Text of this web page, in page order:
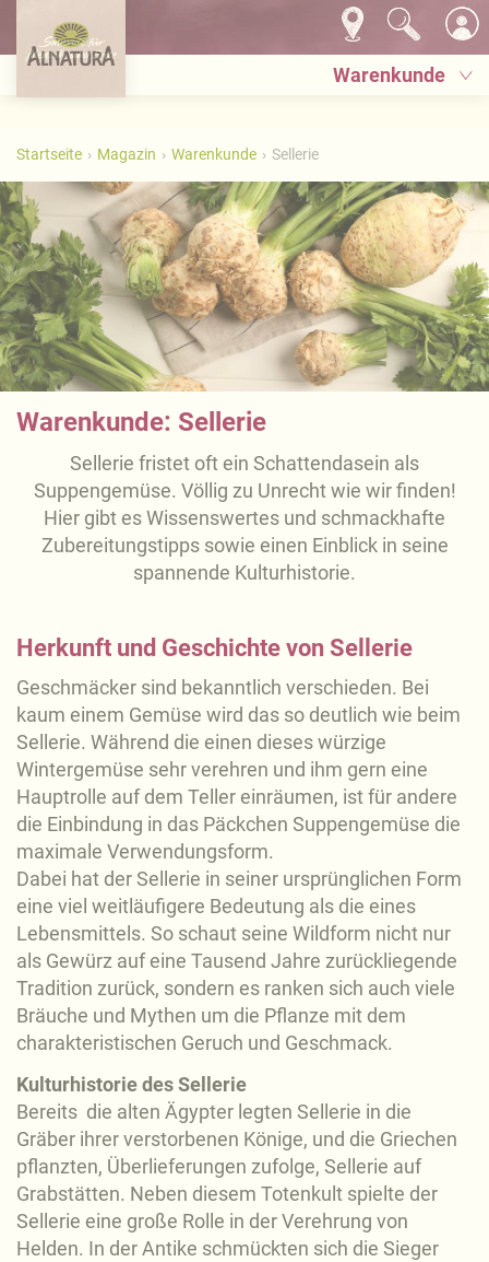
Warenkunde
Startseite Magazin Warenkunde Sellerie
Warenkunde: Sellerie
Sellerie fristet oft ein Schattendasein als
Suppengemüse. Völlig zu Unrecht wie wir finden!
Hier gibt es Wissenswertes und schmackhafte
Zubereitungstipps sowie einen Einblick in seine
spannende Kulturhistorie.
Herkunft und Geschichte von Sellerie
Geschmäcker sind bekanntlich verschieden. Bei
kaum einem Gemüse wird das so deutlich wie beim
Sellerie. Während die einen dieses würzige
Wintergemüse sehr verehren und ihm gern eine
Hauptrolle auf dem Teller einräumen, ist für andere
die Einbindung in das Päckchen Suppengemüse die
maximale Verwendungsform.
Dabei hat der Sellerie in seiner ursprünglichen Form
eine viel weitläufigere Bedeutung als die eines
Lebensmittels. So schaut seine Wildform nicht nur
als Gewürz auf eine Tausend Jahre zurückliegende
Tradition zurück, sondern es ranken sich auch viele
Bräuche und Mythen um die Pflanze mit dem
charakteristischen Geruch und Geschmack.
Kulturhistorie des Sellerie
Bereits die alten Ägypter legten Sellerie in die
Gräber ihrer verstorbenen Könige, und die Griechen
pflanzten, Überlieferungen zufolge, Sellerie auf
Grabstätten. Neben diesem Totenkult spielte der
Sellerie eine große Rolle in der Verehrung von
Helden. In der Antike schmückten sich die Sieger